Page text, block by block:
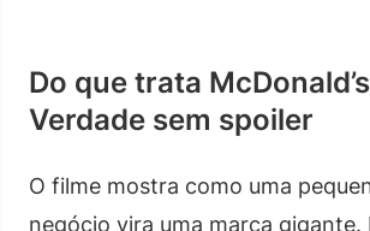
Do que trata
Verdade sem spoiler
O filme mostra como uma
negócio vira uma marca gigante.